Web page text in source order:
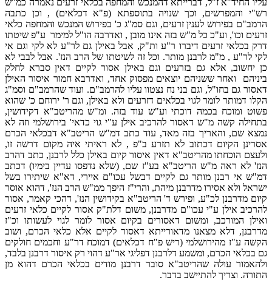
עליו החיד"א ז"ל, דברייתא דהמנכש והמחפה בכלאי זרעים נאמרה כמ"ש
רש"י והמפרשים, וכך שנויה בתוספתא (פ"א דכלאים) , וכן כתבה
הרמב"ם בפירוש לענין זרעים, וגם סמ"ג כ' בפירוש המנכש והמחפה כלאי
זרעים וכו', וע"כ כל מ"ש בזה אינו מובן , ואדרבה הו"ל למימר ע"פ שיטתו
דרק בכלאי זרעים דיברו ר"ע ות"ק, אבל באילן גם לר"ע לא לקי וגם אי
לקי לר"ע , מ"מ לרבנן מותר. וכל זה לשיטתו של הרב הנז'. אבל לבבי לא
כן יחשוב, אלא גם בזרעים וגם באילן אסור לקיים דאין סברא לחלק
ביניהם ואחר ששניהם יוצאים מפסוק אחד, ואדרבא חמור איסור האילן
דאסור גם בחו"ל, וגם בני נח נצטוו עליו להרמב"ם. ועוד שהרמב"ם וסמ"ג
הקלו דמותר לומר לגוי בכלאים דזרעים ולא באילן, וגם ר' ירוחם כ' שהוא
פשוט ומוכח בכמה דוכתי וע"ש עוד בזה. ומ"ש מהריטב"א דקידושין,
בתחילה קשה מ"ש דאסור להרכיב אילן ע"י גוי כדאי' בירושלמי וזה לא
נמצא שם, והאריך בזה מאד, עוד כתב דמ"ש הריטב"א דבכלאי הכרם
אסרינן הקיום דכתוב לא תזרע ב"פ , לא ראיתי איה מקום דרשה זו,
ולעצם הוכחתו מהריטב"א דאין איסור קיום באילן כלל לרבנן, כתב דהרב
הנז' לא ראה מ"ש הריטב"א בע"ז שם, (שלא נדפסו עדיין בימיו) דכתב
דמ"ש אי רבנן מותר גם לקיים דבשל עכו"ם איירי, דא"א שיתירו בשל
ישראל ולא אסירו מדרבנן מיהת, והרי"ז היפך ממ"ש הרב הנז', דהוא אוסר
קיום מדרבנן לכ"ע, ופירש ד' הריטב"א בקידושין הנז', דהכי קאמר, אסור
להרכיב אילן ע"י עכו"ם מדרבנן, משום דלת"ק אסור לקיים כלאי זרעים
ואילן המורכב, ומשום דאסורים בקיום אסור לומר לגוי לעשותו וכ"ז
מדרבנן, דלא מצאנו מדאורייתא דאסור לקיים אלא כלאי הכרם, ושוב
הקשה ע"ז מהירושלמי (ריש פ"ח דכלאים) דמוכח דר"ע וחכמים חולקים
גם בכלאי הכרם, ומשמע דלרבנן דפליגי אר"ע דהוי רק איסור דרבנן בלבד,
ולהאמור עולה שהריטב"א סובר דרבנן מודים בכלאי הכרם דהוא מן
התורה. וצריך להתיישב בדבר.